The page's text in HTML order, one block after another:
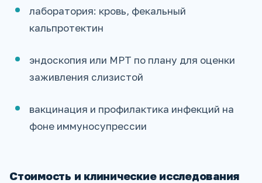
лаборатория: кровь, фекальный
кальпротектин
эндоскопия или МРТ по плану для оценки
заживления слизистой
вакцинация и профилактика инфекций на
фоне иммуносупрессии
Стоимость и клинические исследования